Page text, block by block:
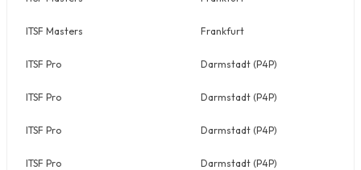
ITSF Masters Frankfurt
ITSF Pro Darmstadt (P4P)
ITSF Pro Darmstadt (P4P)
ITSF Pro Darmstadt (P4P)
ITSF Pro Darmstadt (P4P)